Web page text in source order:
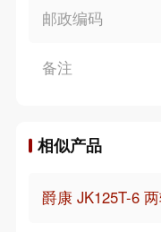
邮政编码
备注
相似产品
爵康 JK125T-6